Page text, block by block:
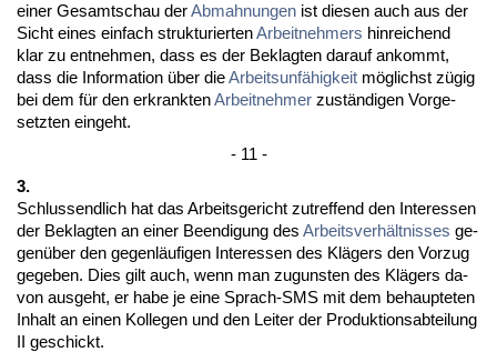
ei­ner Ge­samt­schau derAb­mah­nun­gen ist die­sen auch aus der
Sicht ei­nes ein­fach struk­tu­rier­tenAr­beit­neh­mers hin­rei­chend
klar zu ent­neh­men, dass es der Be­klag­ten dar­auf an­kommt,
dass die In­for­ma­ti­on über dieAr­beits­unfähig­keit möglichst zügig
bei dem für den er­krank­tenAr­beit­neh­mer zuständi­gen Vor­ge­
setz­ten ein­geht.
- 11 -
3.
Schluss­end­lich hat das Ar­beits­ge­richt zu­tref­fend den In­ter­es­sen
der Be­klag­ten an ei­ner Be­en­di­gung des Ar­beits­verhält­nis­ses ge­
genüber den ge­genläufi­gen In­ter­es­sen des Klägers den Vor­zug
ge­ge­ben. Dies gilt auch, wenn man zu­guns­ten des Klägers da­
von aus­geht, er ha­be je ei­ne Sprach-SMS mit dem be­haup­te­ten
In­halt an ei­nen Kol­le­gen und den Lei­ter der Pro­duk­ti­ons­ab­tei­lung
II ge­schickt.